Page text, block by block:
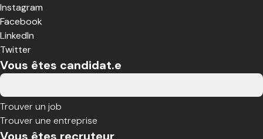
Instagram
Facebook
LinkedIn
Twitter
Vous êtes candidat.e
Trouver un job
Trouver une entreprise